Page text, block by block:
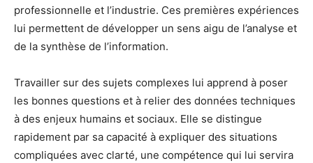
professionnelle et l’industrie. Ces premières expériences
lui permettent de développer un sens aigu de l’analyse et
de la synthèse de l’information.
Travailler sur des sujets complexes lui apprend à poser
les bonnes questions et à relier des données techniques
à des enjeux humains et sociaux. Elle se distingue
rapidement par sa capacité à expliquer des situations
compliquées avec clarté, une compétence qui lui servira